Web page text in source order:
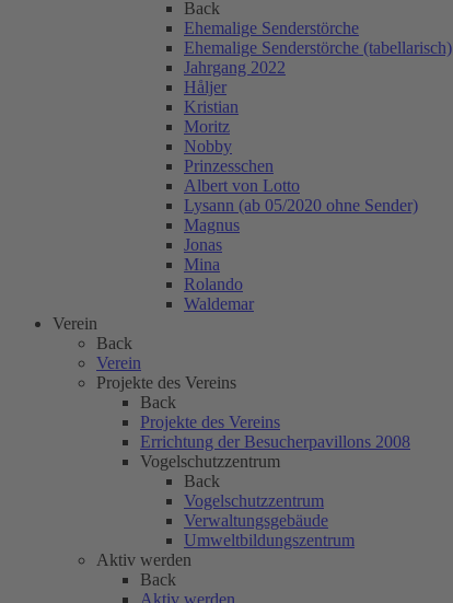
Back
Ehemalige Senderstörche
Ehemalige Senderstörche (tabellarisch)
Jahrgang 2022
Håljer
Kristian
Moritz
Nobby
Prinzesschen
Albert von Lotto
Lysann (ab 05/2020 ohne Sender)
Magnus
Jonas
Mina
Rolando
Waldemar
Verein
Back
Verein
Projekte des Vereins
Back
Projekte des Vereins
Errichtung der Besucherpavillons 2008
Vogelschutzzentrum
Back
Vogelschutzzentrum
Verwaltungsgebäude
Umweltbildungszentrum
Aktiv werden
Back
Aktiv werden